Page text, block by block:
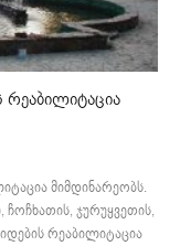
რეაბილიტაცია
მიმდინარეობს.
ჩოჩხათის, ჯურუყვეთის,
რეაბილიტაცია